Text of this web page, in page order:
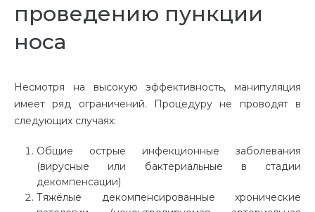
проведению пункции
носа
Несмотря на высокую эффективность, манипуляция
имеет ряд ограничений. Процедуру не проводят в
следующих случаях:
Общие острые инфекционные заболевания
(вирусные или бактериальные в стадии
декомпенсации)
Тяжёлые декомпенсированные хронические